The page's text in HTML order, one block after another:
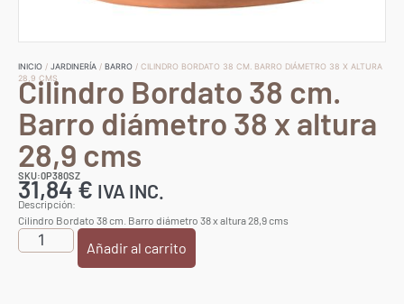
INICIO / JARDINERÍA / BARRO / CILINDRO BORDATO 38 CM. BARRO DIÁMETRO 38 X ALTURA
28,9 CMS
Cilindro Bordato 38 cm.
Barro diámetro 38 x altura
28,9 cms
SKU:0P380SZ
31,84€ IVA INC.
Descripción:
Cilindro Bordato 38 cm. Barro diámetro 38 x altura 28,9 cms
Añadir al carrito